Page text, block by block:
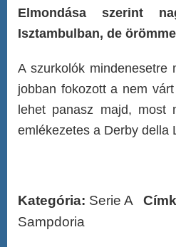
Elmondása szerint
Isztambulban, de
A szurkolók mindenesetre
jobban fokozott a nem
lehet panasz majd, most
emlékezetes a Derby della
Kategória: Serie A
Sampdoria